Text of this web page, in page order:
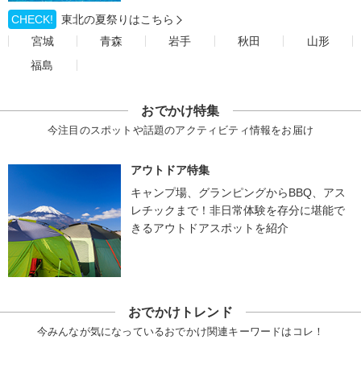
CHECK!
東北の夏祭りはこちら
宮城
青森 岩手 秋田
山形
福島
おでかけ特集
今注目のスポットや話題のアクティビティ情報をお届け
アウトドア特集
キャンプ場、グランピングからBBQ、アス
レチックまで！非日常体験を存分に堪能で
きるアウトドアスポットを紹介
おでかけトレンド
今みんなが気になっているおでかけ関連キーワードはコレ！